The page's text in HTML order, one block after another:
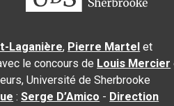
Laganière, Pierre Martel et
le concours de Louis Mercier
Université de Sherbrooke
:Serge D’Amico - Direction